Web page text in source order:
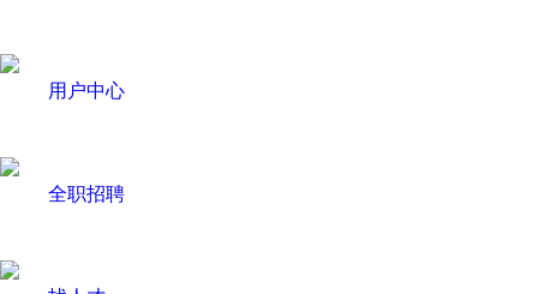
用户中心
全职招聘